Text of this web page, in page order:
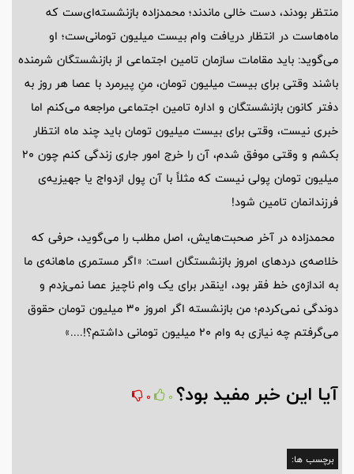
منتظر بودند، دست خالی ماندند؛ محمدزاده بازنشسته‌ای‌ست که
ماه‌هاست در انتظار دریافت وام بیست میلیون تومانی‌ست؛ او
می‌گوید: باید مقامات سازمان تامین اجتماعی از بازنشستگان شرمنده
باشند وقتی برای بیست میلیون تومان، منِ پیرمرد با عصا هر روز به
دفتر کانون بازنشستگان و اداره تامین اجتماعی مراجعه می‌کنم اما
خبری نیست، وقتی برای بیست میلیون تومان باید چند ماه انتظار
بکشم و وقتی موفق شدم، آن را خرج امور جاری زندگی کنم چون ۲۰
میلیون تومان پولی نیست که مثلاً با آن پول ازدواج یا جهیزیه‌ی
فرزندانمان تامین شود!
محمدزاده در آخر صحبت‌هایش، اصل مطلب را می‌گوید، حرفی که
خلاصه‌ی دردهای امروز بازنشستگان است: «اگر مستمری ماهانه‌ی ما
به اندازه‌ی خط فقر بود، اینقدر برای یک وام ناچیز عصا نمی‌زدم و
دوندگی نمی‌کردم؛ من بازنشسته اگر امروز ۳۰ میلیون تومان حقوق
می‌گرفتم چه نیازی به وام ۲۰ میلیون تومانی‌ داشتم؟!....»
آیا این خبر مفید بود؟ 0
0
برچسب ها: